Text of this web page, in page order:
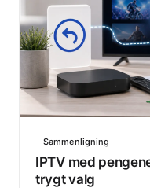
Sammenligning
IPTV med
trygt valg